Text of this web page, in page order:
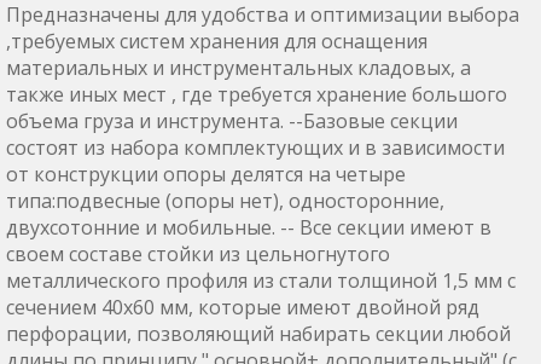
Предназначены для удобства и оптимизации выбора
,требуемых систем хранения для оснащения
материальных и инструментальных кладовых, а
также иных мест , где требуется хранение большого
объема груза и инструмента. --Базовые секции
состоят из набора комплектующих и в зависимости
от конструкции опоры делятся на четыре
типа:подвесные (опоры нет), односторонние,
двухсотонние и мобильные. -- Все секции имеют в
своем составе стойки из цельногнутого
металлического профиля из стали толщиной 1,5 мм с
сечением 40х60 мм, которые имеют двойной ряд
перфорации, позволяющий набирать секции любой